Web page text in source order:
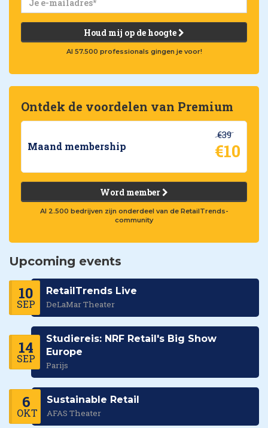
Houd mij op de hoogte
Al 57.500 professionals gingen je voor!
Ontdek de voordelen van Premium
Maand membership
€39
€10
Word member
Al 2.500 bedrijven zijn onderdeel van de RetailTrends-
community
Upcoming events
10
SEP
RetailTrends Live
DeLaMar Theater
14
SEP
Studiereis: NRF Retail's Big Show
Europe
Parijs
6
OKT
Sustainable Retail
AFAS Theater